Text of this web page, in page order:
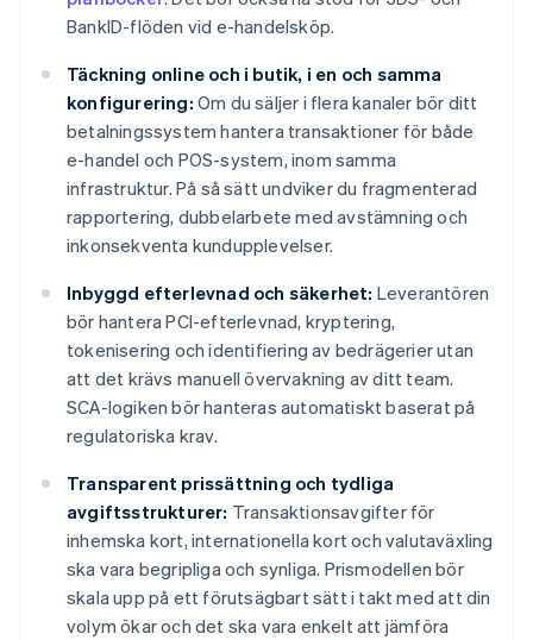
BankID-flöden vid e-handelsköp.
Täckning online och i butik, i en och samma
konfigurering: Om du säljer i flera kanaler bör ditt
betalningssystem hantera transaktioner för både
e-handel och POS-system, inom samma
infrastruktur. På så sätt undviker du fragmenterad
rapportering, dubbelarbete med avstämning och
inkonsekventa kundupplevelser.
Inbyggd efterlevnad och säkerhet: Leverantören
bör hantera PCI-efterlevnad, kryptering,
tokenisering och identifiering av bedrägerier utan
att det krävs manuell övervakning av ditt team.
SCA-logiken bör hanteras automatiskt baserat på
regulatoriska krav.
Transparent prissättning och tydliga
avgiftsstrukturer: Transaktionsavgifter för
inhemska kort, internationella kort och valutaväxling
ska vara begripliga och synliga. Prismodellen bör
skala upp på ett förutsägbart sätt i takt med att din
volym ökar och det ska vara enkelt att jämföra